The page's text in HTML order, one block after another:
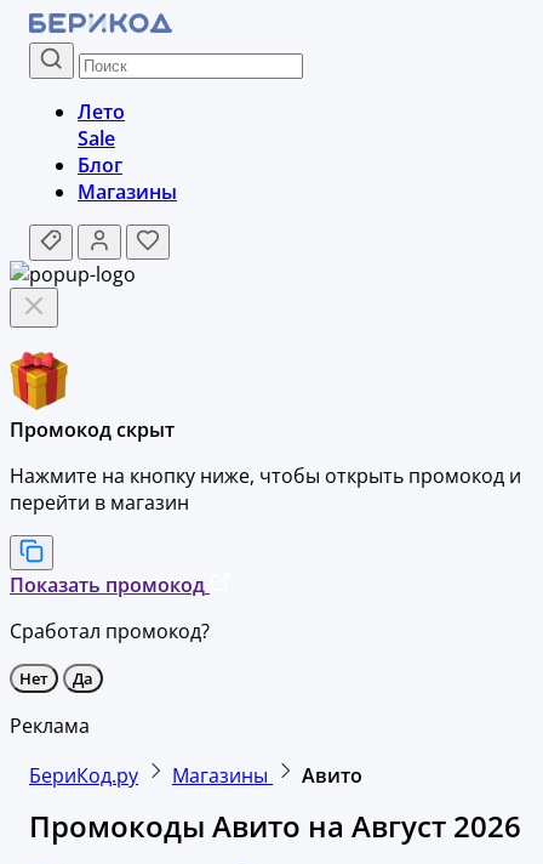
Лето
Sale
Блог
Магазины
Промокод скрыт
Нажмите на кнопку ниже, чтобы открыть промокод и
перейти в магазин
Показать промокод
Сработал промокод?
Нет Да
Реклама
БериКод.ру
Магазины Авито
Промокоды Авито на Август 2026